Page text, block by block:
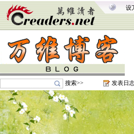
设
搜索>> 发表日